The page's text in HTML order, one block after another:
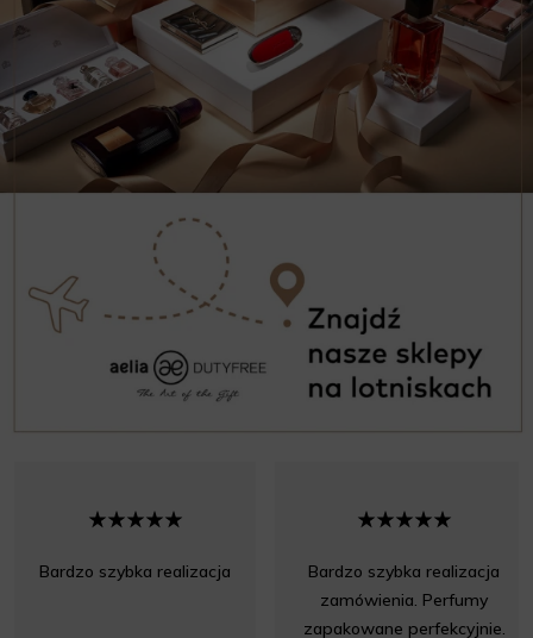
Bardzo szybka realizacja
Bardzo szybka realizacja
zamówienia. Perfumy
zapakowane perfekcyjnie.